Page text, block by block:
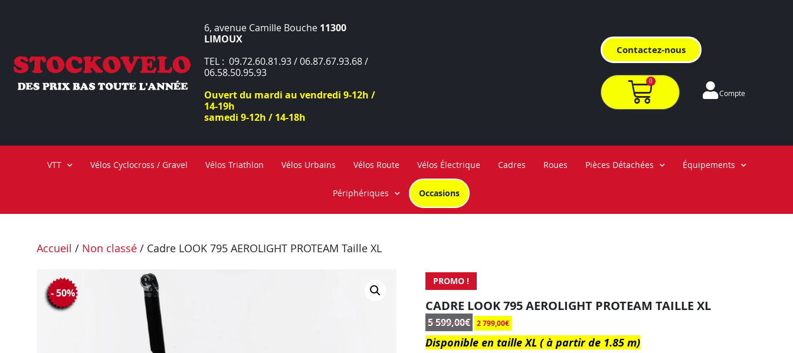
6, avenue Camille Bouche 11300
LIMOUX
TEL : 09.72.60.81.93 / 06.87.67.93.68 /
06.58.50.95.93
Ouvert du mardi au vendredi 9-12h /
14-19h
samedi 9-12h / 14-18h
Contactez-nous
0
Compte
VTT Vélos Cyclocross / Gravel Vélos Triathlon Vélos Urbains Vélos Route Vélos Électrique Cadres Roues Pièces Détachées Équipements
Périphériques Occasions
Accueil / Non classé / Cadre LOOK 795 AEROLIGHT PROTEAM Taille XL
PROMO !
CADRE LOOK 795 AEROLIGHT PROTEAM TAILLE XL
5 599,00€ 2 799,00€
- 50%
Disponible en taille XL ( à partir de 1.85 m)